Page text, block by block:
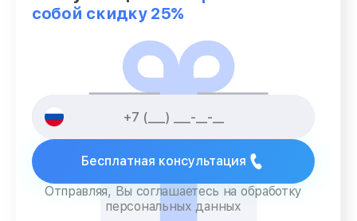
собой скидку 25%
Бесплатная консультация
Отправляя, Вы соглашаетесь на обработку
персональных данных